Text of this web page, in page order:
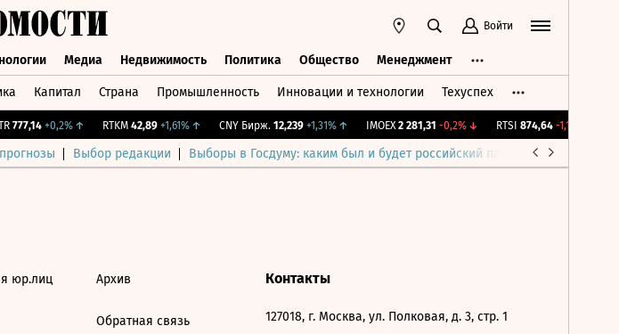
Войти
Медиа Недвижимость Политика Общество Менеджмент
Капитал Страна Промышленность Инновации и технологии Техуспех
777,14 +0,2%↑ RTKM 42,89 +1,61%↑ CNY Бирж. 12,239 +1,31%↑ IMOEX 2 281,31 -0,2%↓ RTSI 874,64 -1,12%
Выбор редакции Выборы в Госдуму: каким был и будет российский парламент
юр.лиц Архив
Обратная связь
Контакты
127018, г. Москва, ул. Полковая, д. 3, стр. 1